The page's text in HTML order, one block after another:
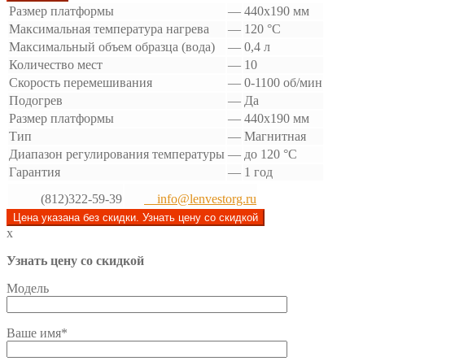
Размер платформы — 440х190 мм
Максимальная температура нагрева
— 120 °С
Максимальный объем образца (вода)
— 0,4 л
Количество мест
— 10
Скорость перемешивания
— 0-1100 об/мин
Подогрев
— Да
Размер платформы
— 440х190 мм
Тип
— Магнитная
Диапазон регулирования температуры — до 120 °С
Гарантия
— 1 год
(812)322-59-39
info@lenvestorg.ru
Цена указана без скидки. Узнать цену со скидкой
x
Узнать цену со скидкой
Модель
Ваше имя*